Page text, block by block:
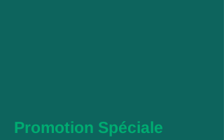
Promotion Spéciale